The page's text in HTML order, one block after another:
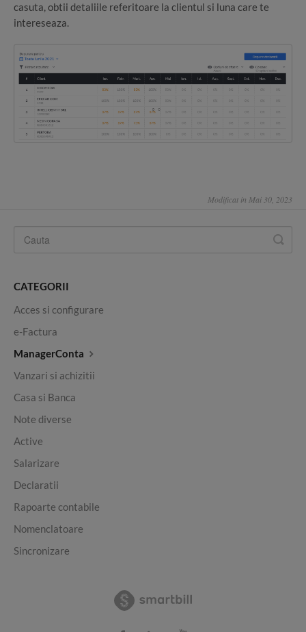
casuta, obtii detaliile referitoare la clientul si luna care te
intereseaza.
Modificat in Mai 30, 2023
CATEGORII
Acces si configurare
e-Factura
ManagerConta
Vanzari si achizitii
Casa si Banca
Note diverse
Active
Salarizare
Declaratii
Rapoarte contabile
Nomenclatoare
Sincronizare